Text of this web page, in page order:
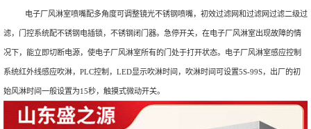
电子厂风淋室喷嘴配多角度可调整镜光不锈钢喷嘴，初效过滤网和过滤网过滤二级过
滤，门控系统配不锈钢电插锁，不锈钢闭门器。急停开关，在电子厂风淋室出现故障的情
况下，能立即切断电源，使电子厂风淋室所有的门处于打开状态。电子厂风淋室感应控制
系统红外线感应吹淋，PLC控制，LED显示吹淋时间，吹淋时间可设置5S-99S，出厂的初
始风淋时间一般设置为15秒，触摸式微动开关。